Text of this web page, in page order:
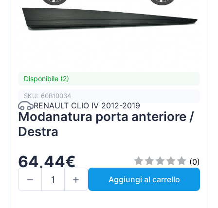
Disponibile (2)
SKU: 60B10034
RENAULT CLIO IV 2012-2019
Modanatura porta anteriore /
Destra
64,44€
(0)
Aggiungi al carrello